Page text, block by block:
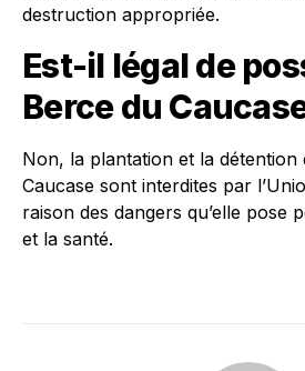
destruction appropriée.
Est-il légal de
Berce du
Non, la plantation et la détention
Caucase sont interdites par
raison des dangers qu’elle pose
et la santé.